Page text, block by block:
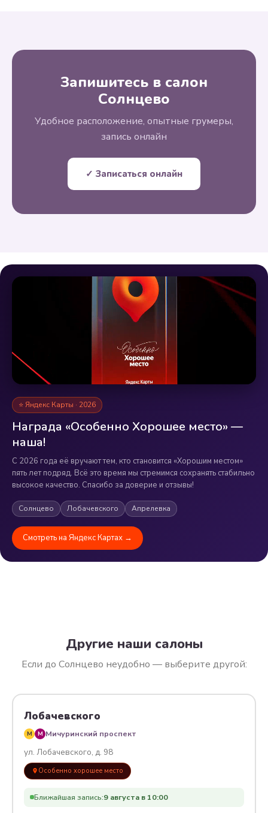
Запишитесь в салон
Солнцево
Удобное расположение, опытные грумеры,
запись онлайн
✓ Записаться онлайн
⭐ Яндекс Карты · 2026
Награда «Особенно Хорошее место» —
наша!
С 2026 года её вручают тем, кто становится «Хорошим местом»
пять лет подряд. Всё это время мы стремимся сохранять стабильно
высокое качество. Спасибо за доверие и отзывы!
Солнцево Лобачевского Апрелевка
Смотреть на Яндекс Картах →
Другие наши салоны
Если до Солнцево неудобно — выберите другой:
Лобачевского
M M Мичуринский проспект
ул. Лобачевского, д. 98
Особенно хорошее место
Ближайшая запись:9 августа в 10:00